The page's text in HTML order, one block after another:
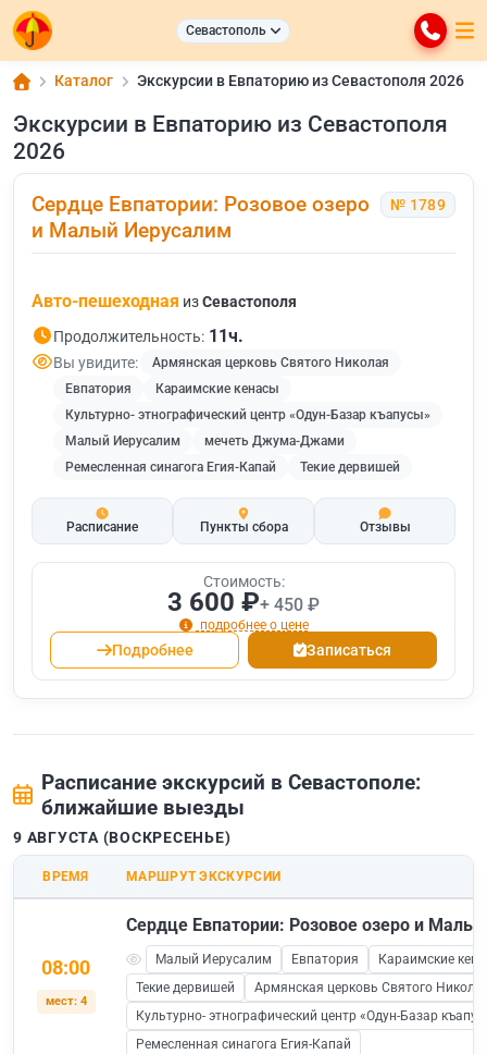
Севастополь
Каталог Экскурсии в Евпаторию из Севастополя 2026
Экскурсии в Евпаторию из Севастополя
2026
Сердце Евпатории: Розовое озеро
и Малый Иерусалим
№ 1789
Авто-пешеходная изСевастополя
Продолжительность: 11ч.
Вы увидите:
Армянская церковь Святого Николая
Евпатория
Караимские кенасы
Культурно- этнографический центр «Одун-Базар къапусы»
Малый Иерусалим
мечеть Джума-Джами
Ремесленная синагога Егия-Капай
Текие дервишей
Расписание Пункты сбора Отзывы
Стоимость:
3 600 ₽+ 450 ₽
подробнее о цене
Подробнее Записаться
Расписание экскурсий в Севастополе:
ближайшие выезды
9 АВГУСТА (ВОСКРЕСЕНЬЕ)
ВРЕМЯ МАРШРУТ ЭКСКУРСИИ
08:00
мест: 4
Сердце Евпатории: Розовое озеро и
Малый Иерусалим Евпатория
Караимские
Текие дервишей
Армянская церковь Святого
Культурно- этнографический центр «Одун-Базар
Ремесленная синагога Егия-Капай